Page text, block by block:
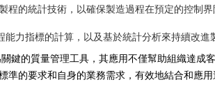
程的統計技術，以確保製造過程在預定的控制
力指標的計算，以及基於統計分析來持續改進
鍵的質量管理工具，其應用不僅幫助組織達成
的要求和自身的業務需求，有效地結合和應用